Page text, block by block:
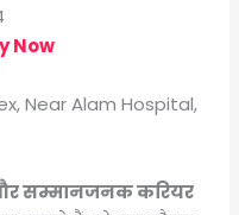
Now
Near Alam Hospital,
और सम्मानजनक करियर